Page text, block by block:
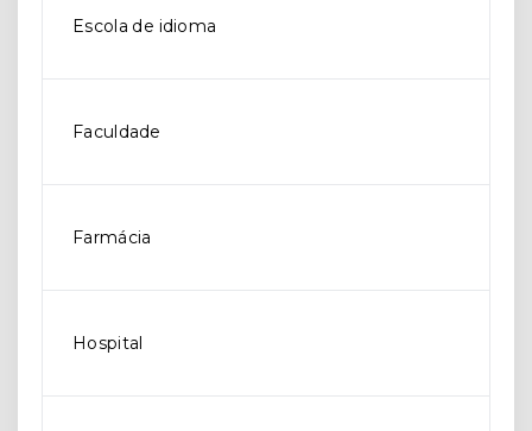
Escola de idioma
Faculdade
Farmácia
Hospital